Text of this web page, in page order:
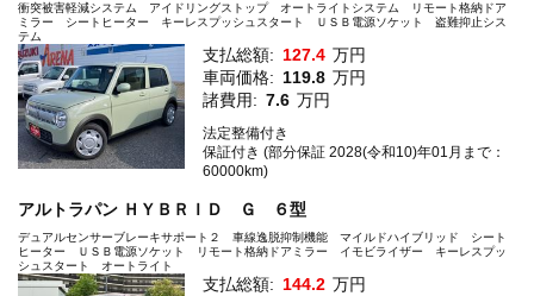
衝突被害軽減システム アイドリングストップ オートライトシステム リモート格納ドア
ミラー シートヒーター キーレスプッシュスタート ＵＳＢ電源ソケット 盗難抑止シス
テム
支払総額: 127.4 万円
車両価格: 119.8 万円
諸費用: 7.6 万円
法定整備付き
保証付き (部分保証 2028(令和10)年01月まで：
60000km)
アルトラパン ＨＹＢＲＩＤ Ｇ ６型
デュアルセンサーブレーキサポート２ 車線逸脱抑制機能 マイルドハイブリッド シート
ヒーター ＵＳＢ電源ソケット リモート格納ドアミラー イモビライザー キーレスプッ
シュスタート オートライト
支払総額: 144.2 万円